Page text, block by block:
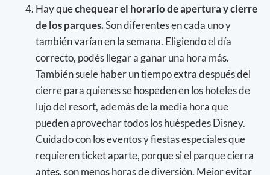
Hay quechequear el horario de apertura y cierre
de los parques.Son diferentes en cada uno y
también varían en la semana. Eligiendo el día
correcto, podés llegar a ganar una hora más.
También suele haber un tiempo extra después del
cierre para quienes se hospeden en los hoteles de
lujo del resort, además de la media hora que
pueden aprovechar todos los huéspedes Disney.
Cuidado con los eventos y fiestas especiales que
requieren ticket aparte, porque si el parque cierra
antes, son menos horas de diversión. Mejor evitar